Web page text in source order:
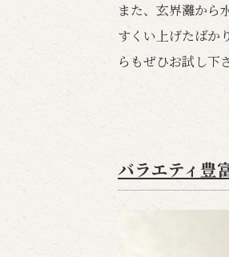
また、玄界灘から
すくい上げたばか
らもぜひお試し下
バラエティ豊